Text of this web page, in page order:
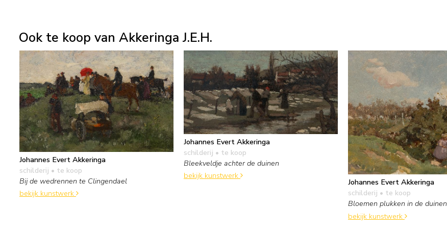
Ook te koop van Akkeringa J.E.H.
Johannes Evert Akkeringa
schilderij • te koop
Bij de wedrennen te Clingendael
bekijk kunstwerk
Johannes Evert Akkeringa
schilderij • te koop
Bleekveldje achter de duinen
bekijk kunstwerk
Johannes Evert Akkeringa
schilderij • te koop
Bloemen plukken in de duinen
bekijk kunstwerk